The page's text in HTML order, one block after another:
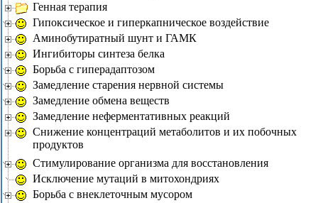
Генная терапия
Гипоксическое и гиперкапническое воздействие
Аминобутиратный шунт и ГАМК
Ингибиторы синтеза белка
Борьба с гиперадаптозом
Замедление старения нервной системы
Замедление обмена веществ
Замедление неферментативных реакций
Снижение концентраций метаболитов и их побочных
продуктов
Стимулирование организма для восстановления
Исключение мутаций в митохондриях
Борьба с внеклеточным мусором